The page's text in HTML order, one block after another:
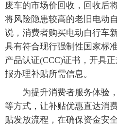
废车的市场价回收，回收后
将风险隐患较高的老旧电动
说，消费者购买电动自行车
具有符合现行强制性国家标
产品认证(CCC)证书，开具
报办理补贴所需信息。
为提升消费者服务体验，
等方式，让补贴优惠直达消
贴发放流程，在确保资金安